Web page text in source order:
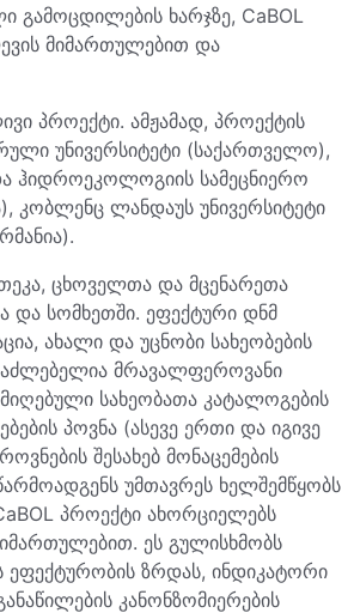
ხარჯზე, CaBOL
მიმართულებით და
პროექტი. ამჟამად, პროექტის
უნივერსიტეტი (საქართველო),
ჰიდროეკოლოგიის სამეცნიერო
კობლენც ლანდაუს უნივერსიტეტი
ცხოველთა და მცენარეთა
და სომხეთში. ეფექტური დნმ
ახალი და უცნობი სახეობების
მრავალფეროვანი
სახეობათა კატალოგების
პოვნა (ასევე ერთი და იგივე
შესახებ მონაცემების
უმთავრეს ხელშემწყობს
პროექტი ახორციელებს
ეს გულისხმობს
ზრდას, ინდიკატორი
კანონზომიერების